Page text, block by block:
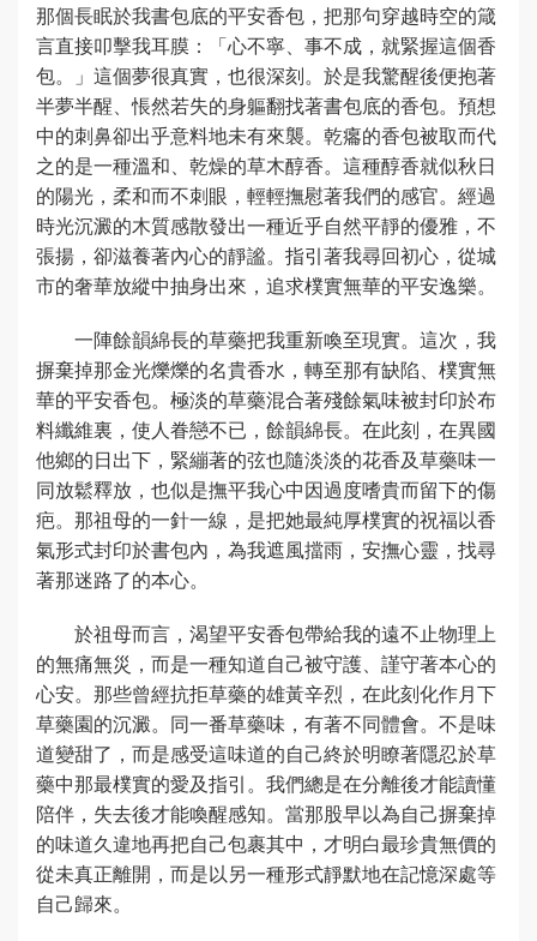
那個長眠於我書包底的平安香包，把那句穿越時空的箴
言直接叩擊我耳膜：「心不寧、事不成，就緊握這個香
包。」這個夢很真實，也很深刻。於是我驚醒後便抱著
半夢半醒、悵然若失的身軀翻找著書包底的香包。預想
中的刺鼻卻出乎意料地未有來襲。乾癟的香包被取而代
之的是一種溫和、乾燥的草木醇香。這種醇香就似秋日
的陽光，柔和而不刺眼，輕輕撫慰著我們的感官。經過
時光沉澱的木質感散發出一種近乎自然平靜的優雅，不
張揚，卻滋養著內心的靜謐。指引著我尋回初心，從城
市的奢華放縱中抽身出來，追求樸實無華的平安逸樂。
一陣餘韻綿長的草藥把我重新喚至現實。這次，我
摒棄掉那金光爍爍的名貴香水，轉至那有缺陷、樸實無
華的平安香包。極淡的草藥混合著殘餘氣味被封印於布
料纖維裏，使人眷戀不已，餘韻綿長。在此刻，在異國
他鄉的日出下，緊繃著的弦也隨淡淡的花香及草藥味一
同放鬆釋放，也似是撫平我心中因過度嗜貴而留下的傷
疤。那祖母的一針一線，是把她最純厚樸實的祝福以香
氣形式封印於書包內，為我遮風擋雨，安撫心靈，找尋
著那迷路了的本心。
於祖母而言，渴望平安香包帶給我的遠不止物理上
的無痛無災，而是一種知道自己被守護、謹守著本心的
心安。那些曾經抗拒草藥的雄黃辛烈，在此刻化作月下
草藥園的沉澱。同一番草藥味，有著不同體會。不是味
道變甜了，而是感受這味道的自己終於明瞭著隱忍於草
藥中那最樸實的愛及指引。我們總是在分離後才能讀懂
陪伴，失去後才能喚醒感知。當那股早以為自己摒棄掉
的味道久違地再把自己包裹其中，才明白最珍貴無價的
從未真正離開，而是以另一種形式靜默地在記憶深處等
自己歸來。